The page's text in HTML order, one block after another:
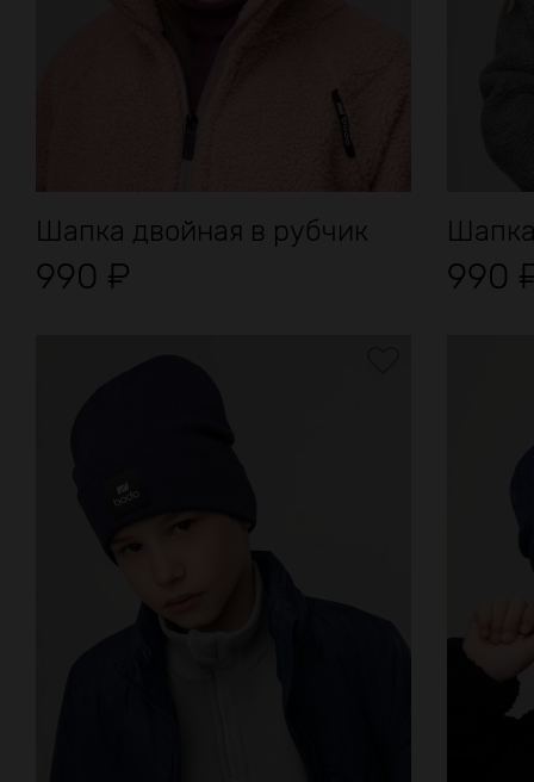
Шапка двойная в рубчик
990 ₽ 990